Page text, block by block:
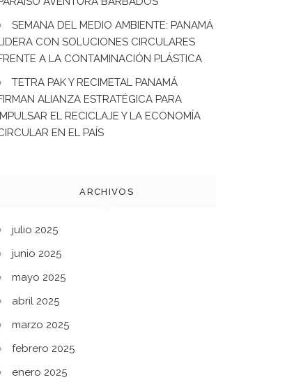
SEMANA DEL MEDIO AMBIENTE: PANAMÁ
CON SOLUCIONES CIRCULARES
A LA CONTAMINACIÓN PLÁSTICA
TETRA PAK Y RECIMETAL PANAMÁ
ALIANZA ESTRATÉGICA PARA
EL RECICLAJE Y LA ECONOMÍA
EN EL PAÍS
ARCHIVOS
julio 2025
junio 2025
mayo 2025
abril 2025
marzo 2025
febrero 2025
enero 2025